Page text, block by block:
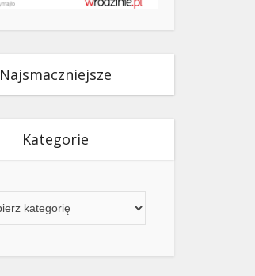
Najsmaczniejsze
Kategorie